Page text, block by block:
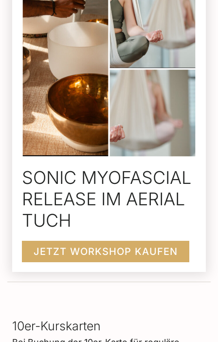
SONIC MYOFASCIAL
RELEASE IM AERIAL
TUCH
JETZT WORKSHOP KAUFEN
10er-Kurskarten